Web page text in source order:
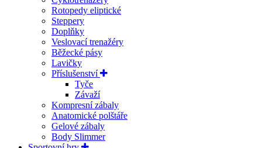
Rotopedy eliptické
Steppery
Doplňky
Veslovací trenažéry
Běžecké pásy
Lavičky
Příslušenství
Tyče
Závaží
Kompresní zábaly
Anatomické polštáře
Gelové zábaly
Body Slimmer